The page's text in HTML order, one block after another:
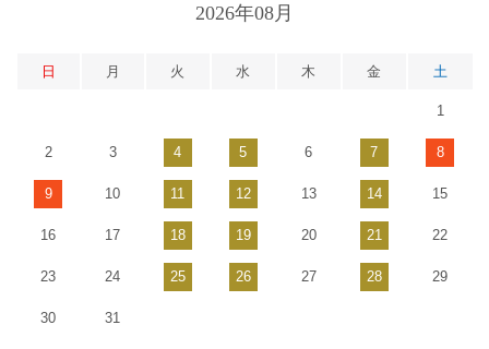
2026年08月
日 月 火 水 木 金 土
1
2 3 4 5 6 7 8
9 10 11 12 13 14 15
16 17 18 19 20 21 22
23 24 25 26 27 28 29
30 31